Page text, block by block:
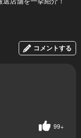
コメントする
99+